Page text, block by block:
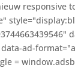
responsive
ad-
=